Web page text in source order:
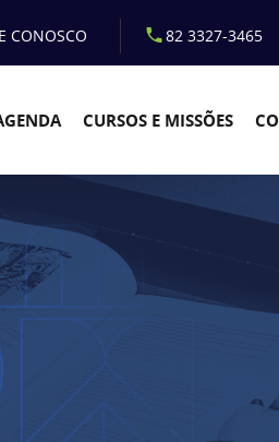
CONOSCO 82 3327-3465
CURSOS E MISSÕES